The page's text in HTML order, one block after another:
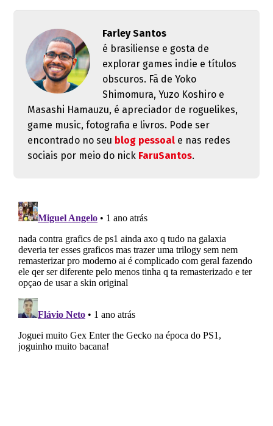
Farley Santos
é brasiliense e gosta de
explorar games indie e títulos
obscuros. Fã de Yoko
Shimomura, Yuzo Koshiro e
Masashi Hamauzu, é apreciador de roguelikes,
game music, fotografia e livros. Pode ser
encontrado no seu blog pessoale nas redes
sociais por meio do nick FaruSantos.